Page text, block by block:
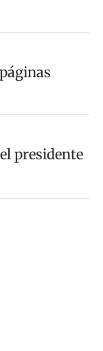
presidente